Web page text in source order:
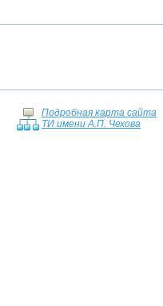
Подробная карта сайта
ТИ имени А.П. Чехова